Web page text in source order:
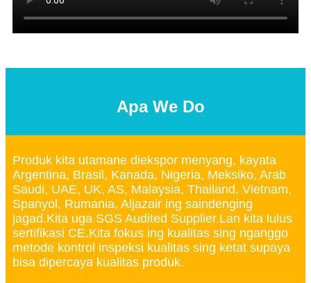
Apa We Do
Produk kita utamane diekspor menyang, kayata
Argentina, Brasil, Kanada, Nigeria, Meksiko, Arab
Saudi, UAE, UK, AS, Malaysia, Thailand, Vietnam,
Spanyol, Rumania, Aljazair ing saindenging
jagad.Kita uga SGS Audited Supplier.Lan kita lulus
sertifikasi CE.Kita fokus ing kualitas sing nganggo
metode kontrol inspeksi kualitas sing ketat supaya
bisa dipercaya kualitas produk.